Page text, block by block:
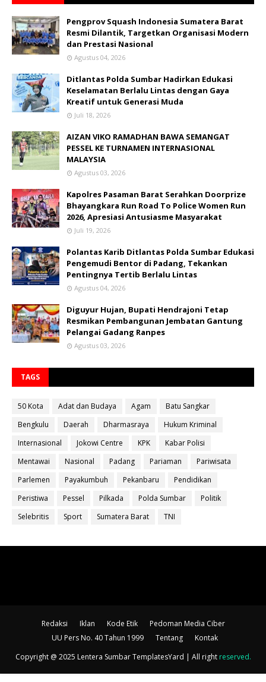
Pengprov Squash Indonesia Sumatera Barat
Resmi Dilantik, Targetkan Organisasi Modern
dan Prestasi Nasional
Agustus 04, 2026
Ditlantas Polda Sumbar Hadirkan Edukasi
Keselamatan Berlalu Lintas dengan Gaya
Kreatif untuk Generasi Muda
Juli 18, 2026
AIZAN VIKO RAMADHAN BAWA SEMANGAT
PESSEL KE TURNAMEN INTERNASIONAL
MALAYSIA
Agustus 03, 2026
Kapolres Pasaman Barat Serahkan Doorprize
Bhayangkara Run Road To Police Women Run
2026, Apresiasi Antusiasme Masyarakat
Juli 19, 2026
Polantas Karib Ditlantas Polda Sumbar Edukasi
Pengemudi Bentor di Padang, Tekankan
Pentingnya Tertib Berlalu Lintas
Agustus 04, 2026
Diguyur Hujan, Bupati Hendrajoni Tetap
Resmikan Pembangunan Jembatan Gantung
Pelangai Gadang Ranpes
Agustus 03, 2026
TAGS
50 Kota Adat dan Budaya Agam
Batu Sangkar
Bengkulu
Daerah Dharmasraya
Hukum Kriminal
Internasional
Jokowi Centre KPK
Kabar Polisi
Mentawai
Nasional Padang Pariaman
Pariwisata
Parlemen
Payakumbuh Pekanbaru
Pendidikan
Peristiwa
Pessel Pilkada Polda Sumbar
Politik
Selebritis
Sport Sumatera Barat TNI
Redaksi Iklan Kode Etik
Pedoman Media Ciber
UU Pers No. 40 Tahun 1999
Tentang
Kontak
Copyright @ 2025 Lentera SumbarTemplatesYard | All right reserved.